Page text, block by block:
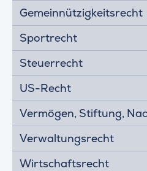
Gemeinnützigkeitsrecht
Sportrecht
Steuerrecht
US-Recht
Vermögen, Stiftung,
Verwaltungsrecht
Wirtschaftsrecht